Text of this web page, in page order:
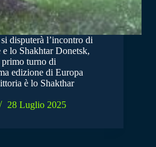
disputerà l’incontro di
lo Shakhtar Donetsk,
turno di
edizione di Europa
è lo Shakthar
28 Luglio 2025